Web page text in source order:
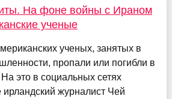
На фоне войны с Ираном
ученые
ученых, занятых в
пропали или погибли в
это в социальных сетях
журналист Чей